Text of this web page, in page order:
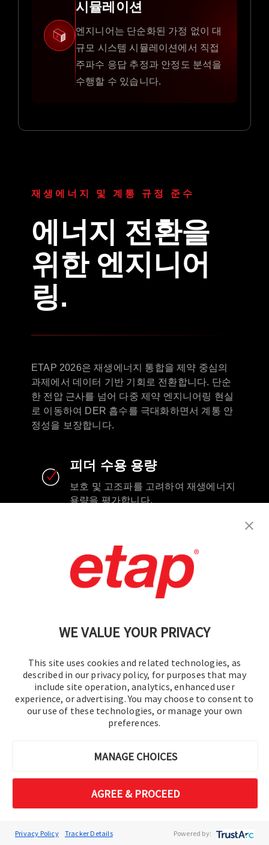
WE VALUE YOUR PRIVACY
This site uses cookies and related technologies, as
described in our privacy policy, for purposes that may
include site operation, analytics, enhanced user
experience, or advertising. You may choose to consent to
our use of these technologies, or manage your own
preferences.
MANAGE CHOICES
AGREE & PROCEED
Privacy Policy Tracker Details Powered by:
시뮬레이션
엔지니어는 단순화된 가정 없이 대
규모 시스템 시뮬레이션에서 직접
주파수 응답 추정과 안정도 분석을
수행할 수 있습니다.
재생에너지 및 계통 규정 준수
에너지 전환을
위한 엔지니어
링.
ETAP 2026은 재생에너지 통합을 제약 중심의
과제에서 데이터 기반 기회로 전환합니다. 단순
한 전압 근사를 넘어 다중 제약 엔지니어링 현실
로 이동하여 DER 흡수를 극대화하면서 계통 안
정성을 보장합니다.
피더 수용 용량
보호 및 고조파를 고려하여 재생에너지
용량을 평가합니다.
intelligence.​
상호접속 연구
대규모 네트워크를 축소하고 집계합니
Studies thermal limits across entire
738/605/C57.91 & FERC Order 881).​